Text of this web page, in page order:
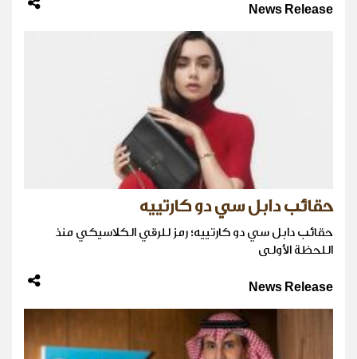
News Release
حقائب دابل سي دو كارتييه
حقائب دابل سي دو كارتييه؛ رمز للرقي الكلاسيكي منذ
اللحظة الأولى
News Release